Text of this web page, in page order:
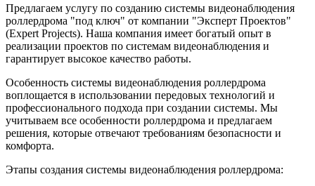
Предлагаем услугу по созданию системы видеонаблюдения
роллердрома "под ключ" от компании "Эксперт Проектов"
(Expert Projects). Наша компания имеет богатый опыт в
реализации проектов по системам видеонаблюдения и
гарантирует высокое качество работы.
Особенность системы видеонаблюдения роллердрома
воплощается в использовании передовых технологий и
профессионального подхода при создании системы. Мы
учитываем все особенности роллердрома и предлагаем
решения, которые отвечают требованиям безопасности и
комфорта.
Этапы создания системы видеонаблюдения роллердрома: